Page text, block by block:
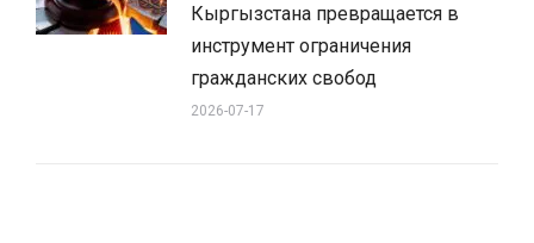
Кыргызстана превращается в
инструмент ограничения
гражданских свобод
2026-07-17